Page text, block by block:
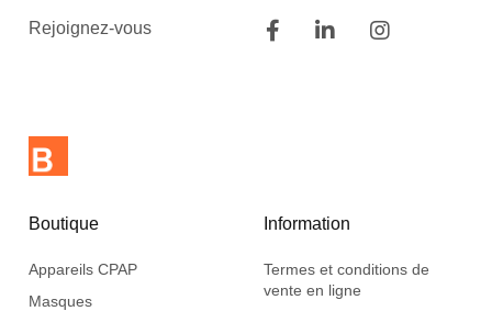
Rejoignez-vous
Boutique
Appareils CPAP
Masques
Information
Termes et conditions de
vente en ligne